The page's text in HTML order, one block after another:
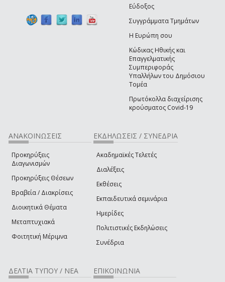
Εύδοξος
Συγγράμματα Τμημάτων
Η Ευρώπη σου
Κώδικας Ηθικής και
Επαγγελματικής
Συμπεριφοράς
Υπαλλήλων του Δημόσιου
Τομέα
Πρωτόκολλα διαχείρισης
κρούσματος Covid-19
ΑΝΑΚΟΙΝΩΣΕΙΣ
Προκηρύξεις
Διαγωνισμών
Προκηρύξεις Θέσεων
Βραβεία / Διακρίσεις
Διοικητικά Θέματα
Μεταπτυχιακά
Φοιτητική Μέριμνα
ΕΚΔΗΛΩΣΕΙΣ / ΣΥΝΕΔΡΙΑ
Ακαδημαϊκές Τελετές
Διαλέξεις
Εκθέσεις
Εκπαιδευτικά σεμινάρια
Ημερίδες
Πολιτιστικές Εκδηλώσεις
Συνέδρια
ΔΕΛΤΙΑ ΤΥΠΟΥ / ΝΕΑ ΕΠΙΚΟΙΝΩΝΙΑ